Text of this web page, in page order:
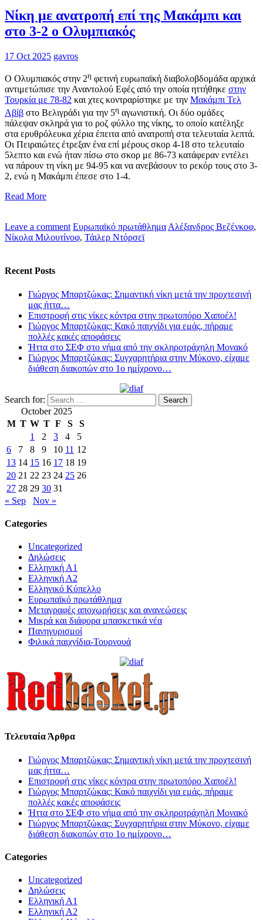
Νίκη με ανατροπή επί της Μακάμπι και
στο 3-2 ο Ολυμπιακός
17 Oct 2025 gavros
Ο Ολυμπιακός στην 2η φετινή ευρωπαϊκή διαβολοβδομάδα αρχικά
αντιμετώπισε την Αναντολού Εφές από την οποία ηττήθηκε στην
Τουρκία με 78-82 και χτες κοντραρίστηκε με την Μακάμπι Τελ
Αβίβ στο Βελιγράδι για την 5η αγωνιστική. Οι δύο ομάδες
πάλεψαν σκληρά για το ροζ φύλλο της νίκης, το οποίο κατέληξε
στα ερυθρόλευκα χέρια έπειτα από ανατροπή στα τελευταία λεπτά.
Οι Πειραιώτες έτρεξαν ένα επί μέρους σκορ 4-18 στο τελευταίο
5λεπτο και ενώ ήταν πίσω στο σκορ με 86-73 κατάφεραν εντέλει
να πάρουν τη νίκη με 94-95 και να ανεβάσουν το ρεκόρ τους στο 3-
2, ενώ η Μακάμπι έπεσε στο 1-4.
Read More
Leave a comment Ευρωπαϊκό πρωτάθλημα Αλέξανδρος Βεζένκοφ,
Νίκολα Μιλουτίνοφ, Τάιλερ Ντόρσεϊ
Recent Posts
Γιώργος Μπαρτζώκας: Σημαντική νίκη μετά την προχτεσινή
μας ήττα…
Επιστροφή στις νίκες κόντρα στην πρωτοπόρο Χαποέλ!
Γιώργος Μπαρτζώκας: Κακό παιχνίδι για εμάς, πήραμε
πολλές κακές αποφάσεις
Ήττα στο ΣΕΦ στο νήμα από την σκληροτράχηλη Μονακό
Γιώργος Μπαρτζώκας: Συγχαρητήρια στην Μύκονο, είχαμε
διάθεση διακοπών στο 1ο ημίχρονο…
Search for:
October 2025
M T W T F S
S
1
2 3 4
5
6
7 8 9 10 11 12
13 14 15 16 17 18 19
20 21 22 23 24 25 26
27 28 29 30 31
« Sep
Nov »
Categories
Uncategorized
Δηλώσεις
Ελληνική Α1
Ελληνική Α2
Ελληνικό Κύπελλο
Ευρωπαϊκό πρωτάθλημα
Μεταγραφές αποχωρήσεις και ανανεώσεις
Μικρά και διάφορα μπασκετικά νέα
Πανηγυρισμοί
Φιλικά παιχνίδια-Τουρνουά
Τελευταία Άρθρα
Γιώργος Μπαρτζώκας: Σημαντική νίκη μετά την προχτεσινή
μας ήττα…
Επιστροφή στις νίκες κόντρα στην πρωτοπόρο Χαποέλ!
Γιώργος Μπαρτζώκας: Κακό παιχνίδι για εμάς, πήραμε
πολλές κακές αποφάσεις
Ήττα στο ΣΕΦ στο νήμα από την σκληροτράχηλη Μονακό
Γιώργος Μπαρτζώκας: Συγχαρητήρια στην Μύκονο, είχαμε
διάθεση διακοπών στο 1ο ημίχρονο…
Categories
Uncategorized
Δηλώσεις
Ελληνική Α1
Ελληνική Α2